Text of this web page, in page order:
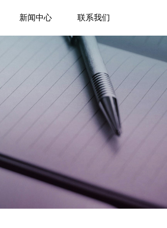
新闻中心 联系我们